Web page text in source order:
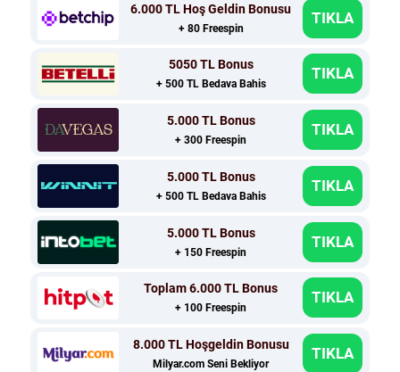
6.000 TL Hoş Geldin Bonusu
+ 80 Freespin
TIKLA
5050 TL Bonus
+ 500 TL Bedava Bahis
TIKLA
5.000 TL Bonus
+ 300 Freespin
TIKLA
5.000 TL Bonus
+ 500 TL Bedava Bahis
TIKLA
5.000 TL Bonus
+ 150 Freespin
TIKLA
Toplam 6.000 TL Bonus
+ 100 Freespin
TIKLA
8.000 TL Hoşgeldin Bonusu
Milyar.com Seni Bekliyor
TIKLA